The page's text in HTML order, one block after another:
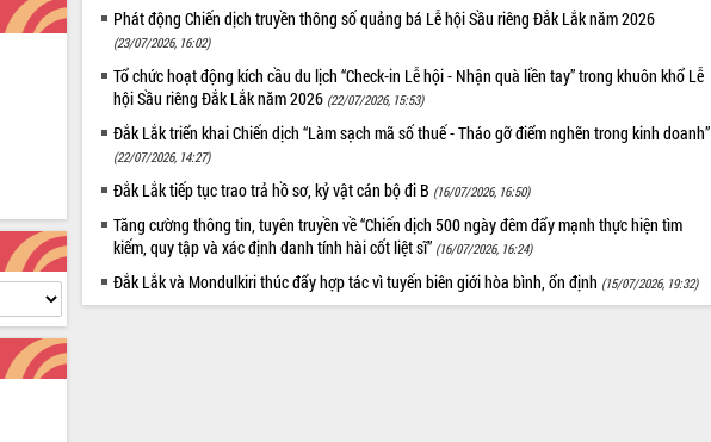
Phát động Chiến dịch truyền thông số quảng bá Lễ hội Sầu riêng Đắk Lắk năm 2026
(23/07/2026, 16:02)
Tổ chức hoạt động kích cầu du lịch “Check-in Lễ hội - Nhận quà liền tay” trong khuôn khổ Lễ
hội Sầu riêng Đắk Lắk năm 2026 (22/07/2026, 15:53)
Đắk Lắk triển khai Chiến dịch “Làm sạch mã số thuế - Tháo gỡ điểm nghẽn trong kinh doanh”
(22/07/2026, 14:27)
Đắk Lắk tiếp tục trao trả hồ sơ, kỷ vật cán bộ đi B (16/07/2026, 16:50)
Tăng cường thông tin, tuyên truyền về “Chiến dịch 500 ngày đêm đẩy mạnh thực hiện tìm
kiếm, quy tập và xác định danh tính hài cốt liệt sĩ” (16/07/2026, 16:24)
Đắk Lắk và Mondulkiri thúc đẩy hợp tác vì tuyến biên giới hòa bình, ổn định (15/07/2026, 19:32)